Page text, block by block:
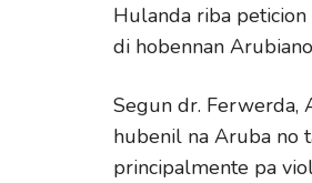
Hulanda riba
di hobennan
Segun dr. Ferwerda,
hubenil na Aruba no
principalmente pa